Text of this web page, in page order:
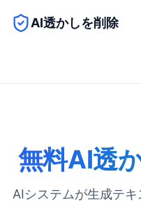
AI透かしを削除
無料AI透
AIシステムが生成テ